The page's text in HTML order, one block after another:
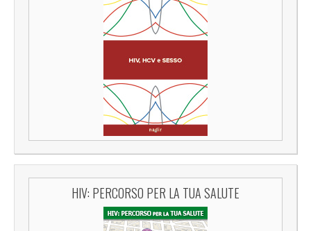
HIV: PERCORSO PER LA TUA SALUTE